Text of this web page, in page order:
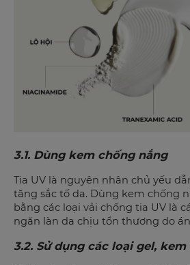
3.1. Dùng kem chống nắng
Tia UV là nguyên nhân chủ yếu
tăng sắc tố da. Dùng kem chống
bằng các loại vải chống tia UV là
ngăn làn da chịu tổn thương do
3.2. Sử dụng các loại gel,